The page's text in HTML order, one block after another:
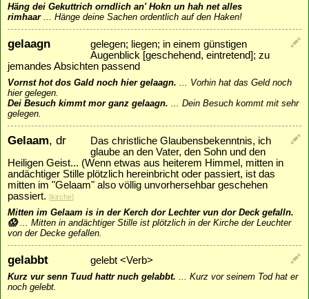
Häng dei Gekuttrich orndlich an' Hokn un hah net alles
rimhaar... Hänge deine Sachen ordentlich auf den Haken!
gelaagn
gelegen; liegen; in einem günstigen
Augenblick [geschehend, eintretend]; zu
jemandes Absichten passend
Vornst hot dos Gald noch hier gelaagn.
Vorhin hat das Geld noch
hier gelegen.
Dei Besuch kimmt mor ganz gelaagn.
Dein Besuch kommt mit sehr
gelegen.
Gelaam, dr
Das christliche Glaubensbekenntnis, ich
glaube an den Vater, den Sohn und den
Heiligen Geist... (Wenn etwas aus heiterem Himmel, mitten in
andächtiger Stille plötzlich hereinbricht oder passiert, ist das
mitten im "Gelaam" also völlig unvorhersehbar geschehen
passiert. [kirche]
Mitten im Gelaam is in der Kerch dor Lechter vun dor Deck gefalln.
😱... Mitten in andächtiger Stille ist plötzlich in der Kirche der Leuchter
von der Decke gefallen.
gelabbt gelebt <Verb>
Kurz vur senn Tuud hattr nuch gelabbt.
Kurz vor seinem Tod hat er
noch gelebt.